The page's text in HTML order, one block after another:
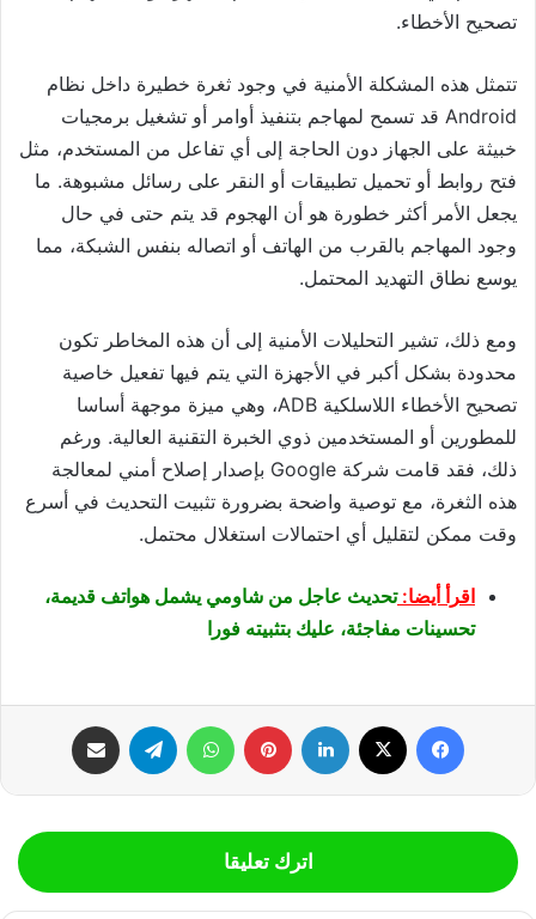
تصحيح الأخطاء.
تتمثل هذه المشكلة الأمنية في وجود ثغرة خطيرة داخل نظام
Android قد تسمح لمهاجم بتنفيذ أوامر أو تشغيل برمجيات
خبيثة على الجهاز دون الحاجة إلى أي تفاعل من المستخدم، مثل
فتح روابط أو تحميل تطبيقات أو النقر على رسائل مشبوهة. ما
يجعل الأمر أكثر خطورة هو أن الهجوم قد يتم حتى في حال
وجود المهاجم بالقرب من الهاتف أو اتصاله بنفس الشبكة، مما
يوسع نطاق التهديد المحتمل.
ومع ذلك، تشير التحليلات الأمنية إلى أن هذه المخاطر تكون
محدودة بشكل أكبر في الأجهزة التي يتم فيها تفعيل خاصية
تصحيح الأخطاء اللاسلكية ADB، وهي ميزة موجهة أساسا
للمطورين أو المستخدمين ذوي الخبرة التقنية العالية. ورغم
ذلك، فقد قامت شركة Google بإصدار إصلاح أمني لمعالجة
هذه الثغرة، مع توصية واضحة بضرورة تثبيت التحديث في أسرع
وقت ممكن لتقليل أي احتمالات استغلال محتمل.
اقرأ أيضا:تحديث عاجل من شاومي يشمل هواتف قديمة،
تحسينات مفاجئة، عليك بتثبيته فورا
اترك تعليقا